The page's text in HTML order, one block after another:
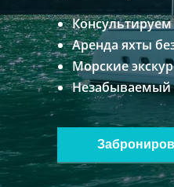
Аренда яхты
Морские
Незабываемый